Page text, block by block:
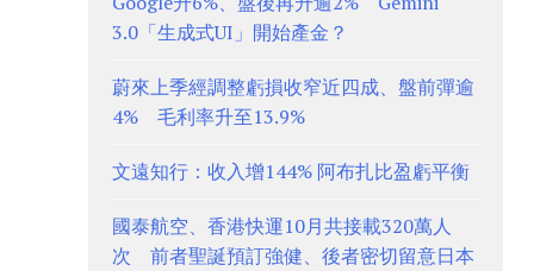
3.0「生成式UI」開始產金？
蔚來上季經調整虧損收窄近四成、盤前彈逾
4% 毛利率升至13.9%
文遠知行：收入增144% 阿布扎比盈虧平衡
國泰航空、香港快運10月共接載320萬人
次 前者聖誕預訂強健、後者密切留意日本